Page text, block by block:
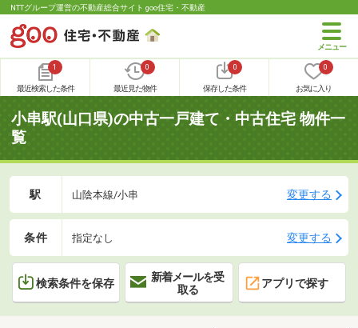
NTTグループ運営の不動産総合サイト goo住宅・不動産
1
最近検索した条件
0
最近見た物件
0
保存した条件
0
お気に入り
小串駅(山口県)の中古一戸建て・中古住宅 物件一
覧
駅 山陰本線/小串 変更する
条件 指定なし 変更する
検索条件を保存
新着メールを受
取る
アプリで探す